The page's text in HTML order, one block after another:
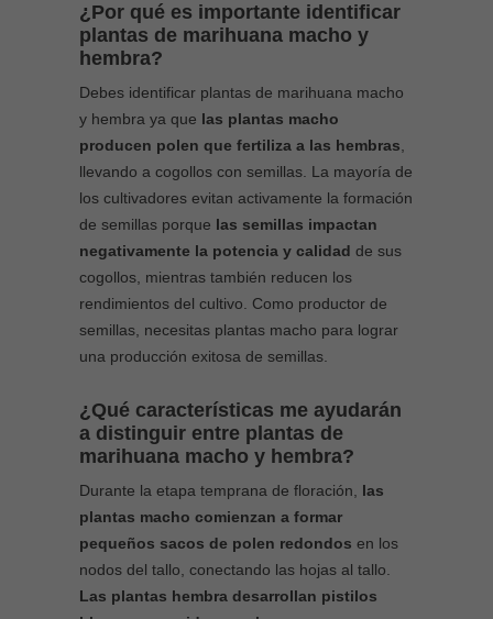
¿Por qué es importante identificar
plantas de marihuana macho y
hembra?
Debes identificar plantas de marihuana macho
y hembra ya que las plantas macho
producen polen que fertiliza a las hembras,
llevando a cogollos con semillas. La mayoría de
los cultivadores evitan activamente la formación
de semillas porque las semillas impactan
negativamente la potencia y calidad de sus
cogollos, mientras también reducen los
rendimientos del cultivo. Como productor de
semillas, necesitas plantas macho para lograr
una producción exitosa de semillas.
¿Qué características me ayudarán
a distinguir entre plantas de
marihuana macho y hembra?
Durante la etapa temprana de floración, las
plantas macho comienzan a formar
pequeños sacos de polen redondos en los
nodos del tallo, conectando las hojas al tallo.
Las plantas hembra desarrollan pistilos